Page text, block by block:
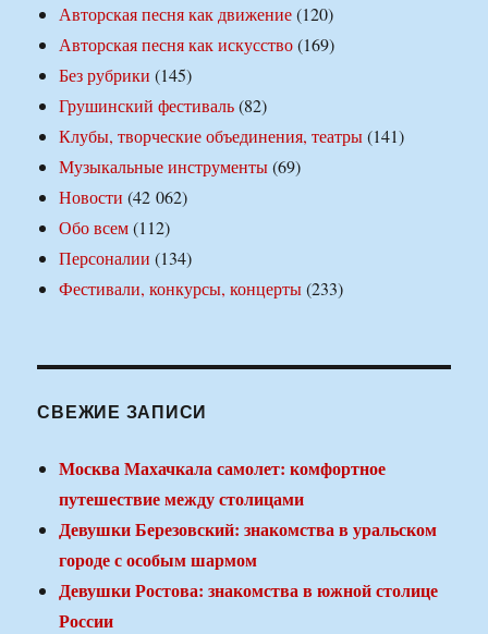
Авторская песня как движение(120)
Авторская песня как искусство(169)
Без рубрики (145)
Грушинский фестиваль(82)
Клубы, творческие объединения, театры(141)
Музыкальные инструменты(69)
Новости (42 062)
Обо всем(112)
Персоналии (134)
Фестивали, конкурсы, концерты(233)
СВЕЖИЕ ЗАПИСИ
Москва Махачкала самолет: комфортное
путешествие между столицами
Девушки Березовский: знакомства в уральском
городе с особым шармом
Девушки Ростова: знакомства в южной столице
России